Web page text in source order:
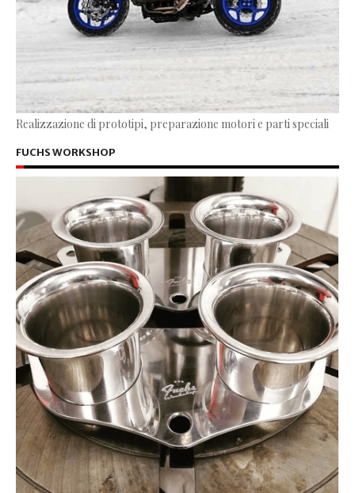
Realizzazione di prototipi, preparazione motori e parti speciali
FUCHS WORKSHOP